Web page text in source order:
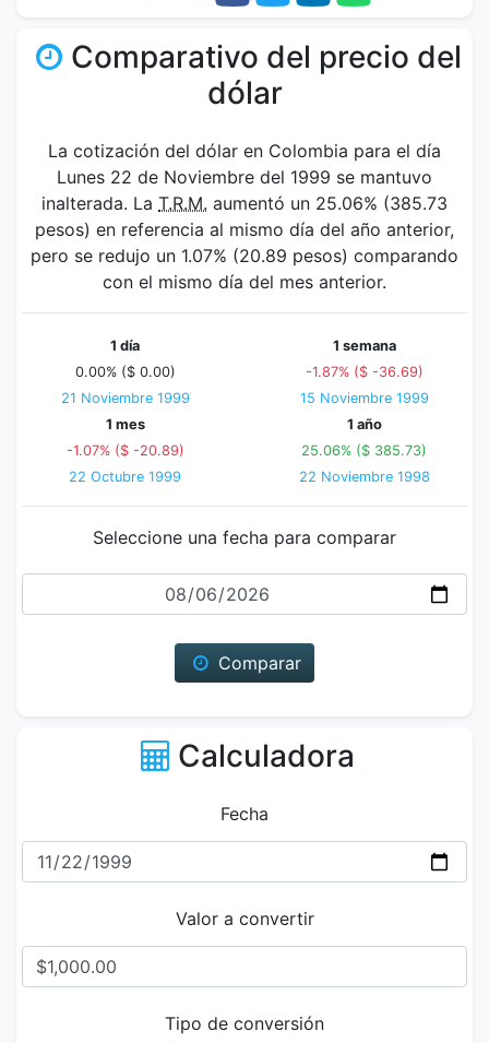
Comparativo del precio del
dólar
La cotización del dólar en Colombia para el día
Lunes 22 de Noviembre del 1999 se mantuvo
inalterada. La T.R.M. aumentó un 25.06% (385.73
pesos) en referencia al mismo día del año anterior,
pero se redujo un 1.07% (20.89 pesos) comparando
con el mismo día del mes anterior.
1 día
0.00% ($ 0.00)
21 Noviembre 1999
1 semana
-1.87% ($ -36.69)
15 Noviembre 1999
1 mes
-1.07% ($ -20.89)
22 Octubre 1999
1 año
25.06% ($ 385.73)
22 Noviembre 1998
Seleccione una fecha para comparar
Fecha
Comparar
Calculadora
Fecha
Valor a convertir
Tipo de conversión